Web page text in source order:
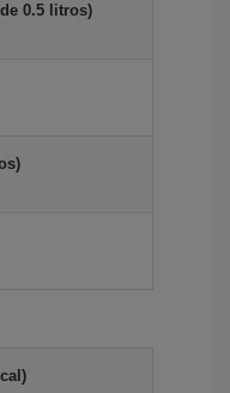
0.5 litros)